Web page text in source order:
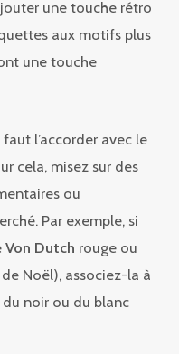
une touche rétro
aux motifs plus
une touche
l’accorder avec le
cela, misez sur des
ou
Par exemple, si
Dutch rouge ou
Noël), associez-la à
noir ou du blanc